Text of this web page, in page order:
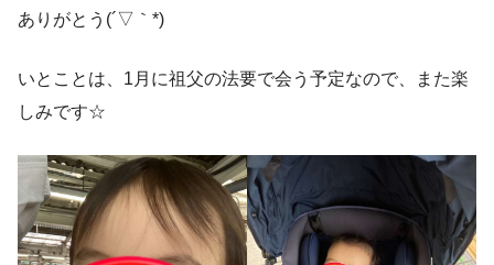
ありがとう(´▽｀*)
いとことは、1月に祖父の法要で会う予定なので、また楽
しみです☆